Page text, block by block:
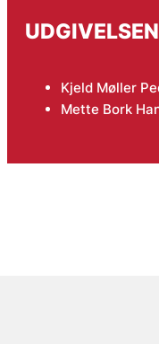
Kjeld Møller
Mette Bork